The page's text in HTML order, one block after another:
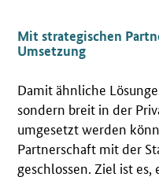
Mit strategischen
Umsetzung
Damit ähnliche
sondern breit in der
umgesetzt werden
Partnerschaft mit der
geschlossen. Ziel ist